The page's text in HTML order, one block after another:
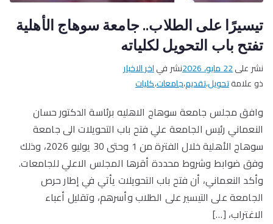
تيسيرًا على الطلاب.. جامعة سوهاج الأهلية
تفتح باب التحويل لكلياته
نشر على22 مايو، 2026 نشر فياخر الاخبار
ذو علامةتحويل،تقديم،جامعات،كليات
وافق مجلس جامعة سوهاج الاهليه برئاسة الدكتور حسان
النعماني رئيس الجامعة علي فتح باب التحويلات الى جامعة
سوهاج الأهلية خلال الفترة من 1 وحتى 30 يوليو 2026، وذلك
وفق ضوابط وشروط محددة أقرها المجلس الاعلي للجامعات.
وأكد النعماني، أن فتح باب التحويلات يأتي في إطار حرص
الجامعة على التيسير على الطلاب وأسرهم، وتقليل أعباء
الاغتراب، […]